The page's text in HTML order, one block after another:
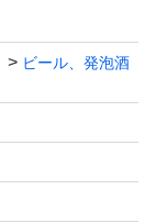
ビール、発泡酒